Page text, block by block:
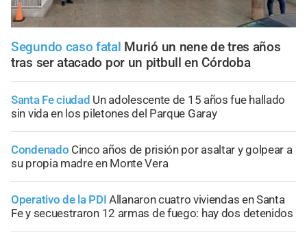
Segundo caso fatal Murió un nene de tres años
tras ser atacado por un pitbull en Córdoba
Santa Fe ciudad Un adolescente de 15 años fue hallado
sin vida en los piletones del Parque Garay
Condenado Cinco años de prisión por asaltar y golpear a
su propia madre en Monte Vera
Operativo de la PDI Allanaron cuatro viviendas en Santa
Fe y secuestraron 12 armas de fuego: hay dos detenidos